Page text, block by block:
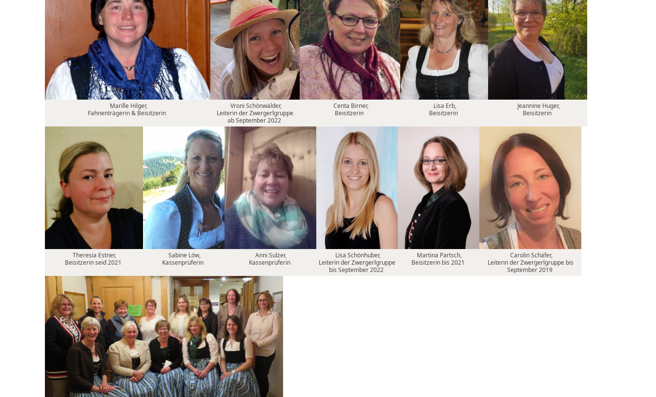
Marille Hilger,
Fahnenträgerin & Beisitzerin
Vroni Schönwälder,
Leiterin der Zwergerlgruppe
ab September 2022
Centa Birner,
Beisitzerin
Lisa Erb,
Beisitzerin
Jeannine Huger,
Beisitzerin
Theresia Estner,
Beisitzerin seid 2021
Sabine Löw,
Kassenprüferin
Anni Sulzer,
Kassenprüferin
Lisa Schönhuber,
Leiterin der Zwergerlgruppe
bis September 2022
Martina Partsch,
Beisitzerin bis 2021
Carolin Schäfer,
Leiterin der Zwergerlgruppe bis
September 2019